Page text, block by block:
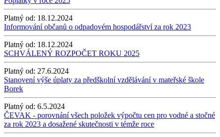
Platný od: 18.12.2024
Informování občanů o odpadovém hospodářství za rok 2023
Platný od: 18.12.2024
SCHVÁLENÝ ROZPOČET ROKU 2025
Platný od: 27.6.2024
Stanovení výše úplaty za předškolní vzdělávání v mateřské škole
Borek
Platný od: 6.5.2024
ČEVAK - porovnání všech položek výpočtu cen pro vodné a stočné
za rok 2023 a dosažené skutečnosti v témže roce